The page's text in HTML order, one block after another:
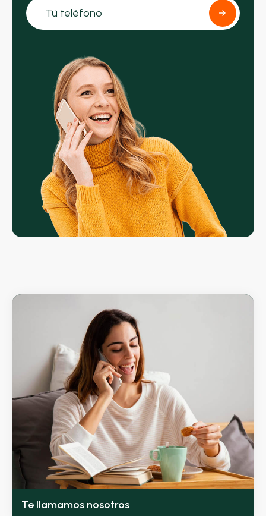
Te llamamos nosotros